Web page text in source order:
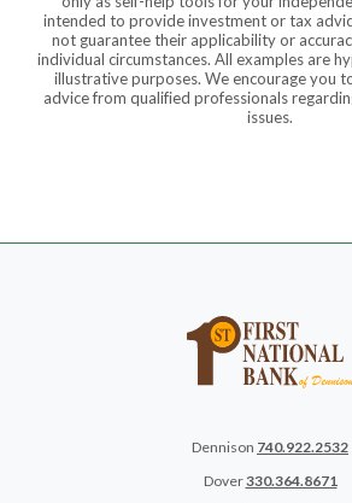
intended to provide investment or tax
not guarantee their applicability or
individual circumstances. All examples are
illustrative purposes. We encourage you
advice from qualified professionals
issues.
Dennison 740.922.2532
Dover330.364.8671